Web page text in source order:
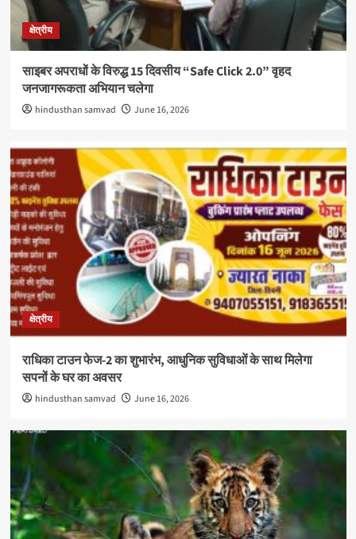
क्षेत्रीय
साइबर अपराधों के विरुद्ध 15 दिवसीय “Safe Click 2.0” वृहद
जनजागरूकता अभियान चलेगा
hindusthan samvad June 16, 2026
क्षेत्रीय
राधिका टाउन फेज-2 का शुभारंभ, आधुनिक सुविधाओं के साथ मिलेगा
सपनों के घर का अवसर
hindusthan samvad June 16, 2026